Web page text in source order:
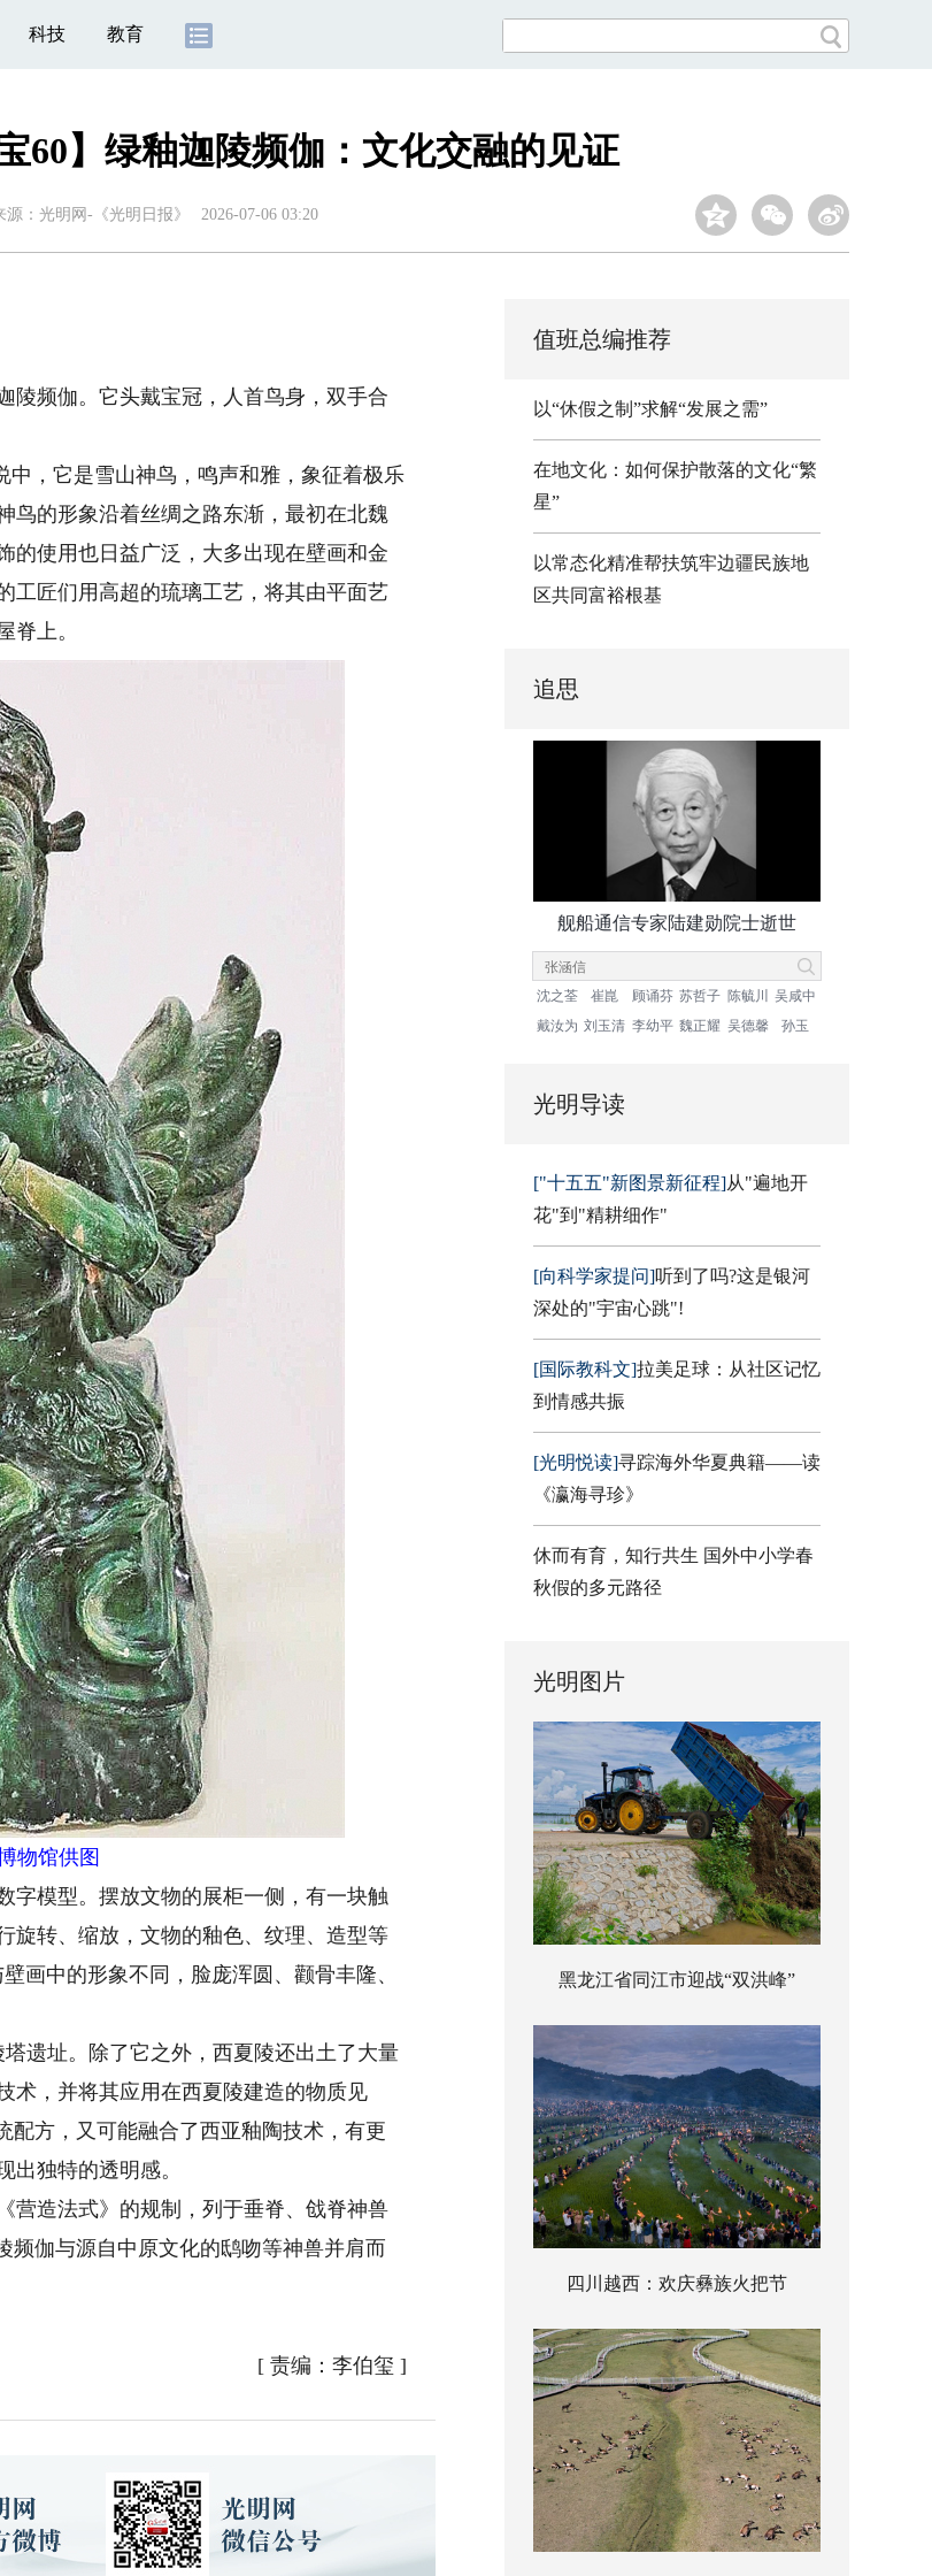
科技 教育
60】绿釉迦陵频伽：文化交融的见证
源： 光明网-《光明日报》 2026-07-06 03:20
频伽。它头戴宝冠，人首鸟身，双手合
，它是雪山神鸟，鸣声和雅，象征着极乐
鸟的形象沿着丝绸之路东渐，最初在北魏
的使用也日益广泛，大多出现在壁画和金
工匠们用高超的琉璃工艺，将其由平面艺
脊上。
物馆供图
模型。摆放文物的展柜一侧，有一块触
旋转、缩放，文物的釉色、纹理、造型等
画中的形象不同，脸庞浑圆、颧骨丰隆、
遗址。除了它之外，西夏陵还出土了大量
术，并将其应用在西夏陵建造的物质见
配方，又可能融合了西亚釉陶技术，有更
出独特的透明感。
造法式》的规制，列于垂脊、戗脊神兽
频伽与源自中原文化的鸱吻等神兽并肩而
[ 责编：李伯玺 ]
值班总编推荐
以“休假之制”求解“发展之需”
在地文化：如何保护散落的文化“繁
星”
以常态化精准帮扶筑牢边疆民族地
区共同富裕根基
追思
舰船通信专家陆建勋院士逝世
沈之荃 崔崑 顾诵芬 苏哲子 陈毓川
吴咸中
戴汝为 刘玉清 李幼平 魏正耀 吴德馨 孙玉
光明导读
["十五五"新图景新征程]从"遍地开
花"到"精耕细作"
[向科学家提问]听到了吗?这是银河
深处的"宇宙心跳"!
[国际教科文]拉美足球：从社区记忆
到情感共振
[光明悦读]寻踪海外华夏典籍——读
《瀛海寻珍》
休而有育，知行共生 国外中小学春
秋假的多元路径
光明图片
黑龙江省同江市迎战“双洪峰”
四川越西：欢庆彝族火把节